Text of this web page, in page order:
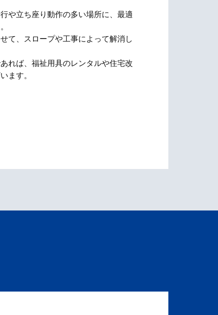
や立ち座り動作の多い場所に、最適
て、スロープや工事によって解消し
れば、福祉用具のレンタルや住宅改
ます。